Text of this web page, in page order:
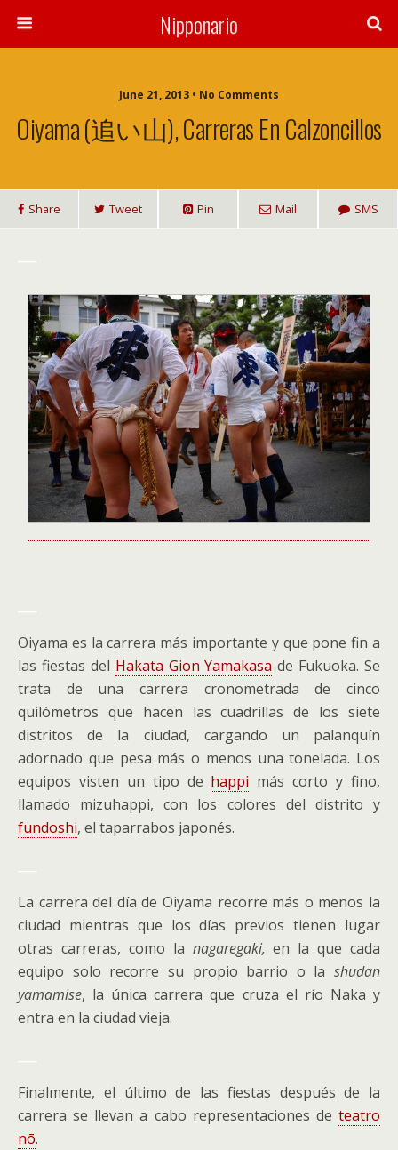
Nipponario
June 21, 2013 • No Comments
Oiyama (追い山), Carreras En Calzoncillos
Share Tweet Pin Mail SMS
Oiyama es la carrera más importante y que pone fin a
las fiestas del Hakata Gion Yamakasa de Fukuoka. Se
trata de una carrera cronometrada de cinco
quilómetros que hacen las cuadrillas de los siete
distritos de la ciudad, cargando un palanquín
adornado que pesa más o menos una tonelada. Los
equipos visten un tipo de happi más corto y fino,
llamado mizuhappi, con los colores del distrito y
fundoshi, el taparrabos japonés.
La carrera del día de Oiyama recorre más o menos la
ciudad mientras que los días previos tienen lugar
otras carreras, como la nagaregaki,en la que cada
equipo solo recorre su propio barrio o la shudan
yamamise, la única carrera que cruza el río Naka y
entra en la ciudad vieja.
Finalmente, el último de las fiestas después de la
carrera se llevan a cabo representaciones de teatro
nō.